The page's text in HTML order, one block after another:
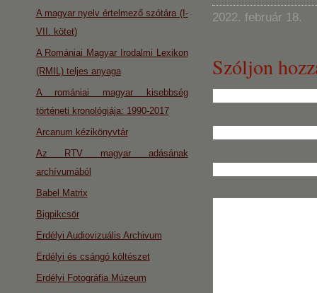
2022. február 18.
Szóljon
A magyar nyelv értelmező szótára (I-
VII. kötet)
A Romániai Magyar Irodalmi Lexikon
(RMIL) teljes anyaga
A romániai magyar kisebbség
történeti kronológiája: 1990-2017
Arcanum kézikönyvtár
Az RTV magyar adásának
archívumából
Babel Matrix
Bigpikcsör
Erdélyi Audiovizuális Archivum
Erdélyi és csángó költészet
Erdélyi Fotográfia Múzeum